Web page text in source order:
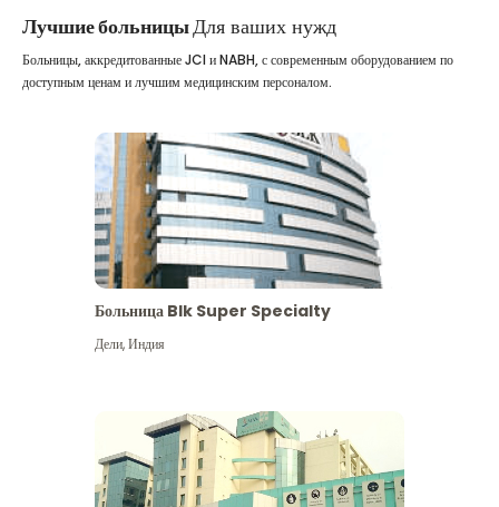
Лучшие больницыДля ваших нужд
Больницы, аккредитованные JCI и NABH, с современным оборудованием по
доступным ценам и лучшим медицинским персоналом.
Больница Blk Super Specialty
Дели,Индия